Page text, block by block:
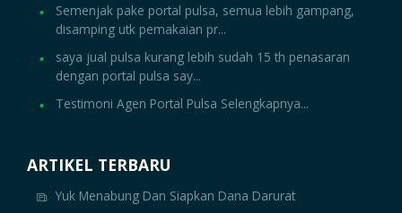
Semenjak pake portal pulsa, semua lebih gampang,
disamping utk pemakaian pr...
saya jual pulsa kurang lebih sudah 15 th penasaran
dengan portal pulsa say...
Testimoni Agen Portal Pulsa Selengkapnya...
ARTIKEL TERBARU
Yuk Menabung Dan Siapkan Dana Darurat